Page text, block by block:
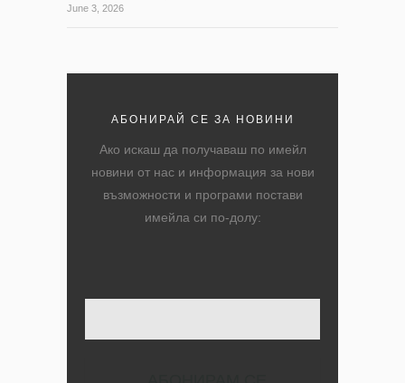
June 3, 2026
АБОНИРАЙ СЕ ЗА НОВИНИ
Ако искаш да получаваш по имейл
новини от нас и информация за нови
възможности и програми постави
имейла си по-долу: